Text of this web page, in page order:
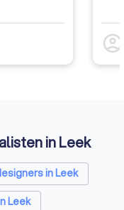
account_circle
in Leek
in Leek
Leek